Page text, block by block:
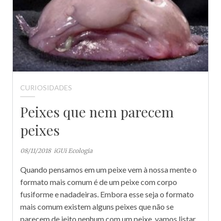
CURIOSIDADES
Peixes que nem parecem
peixes
08/11/2018 iGUi Ecologia
Quando pensamos em um peixe vem à nossa mente o
formato mais comum é de um peixe com corpo
fusiforme e nadadeiras. Embora esse seja o formato
mais comum existem alguns peixes que não se
parecem de jeito nenhum com um peixe, vamos listar